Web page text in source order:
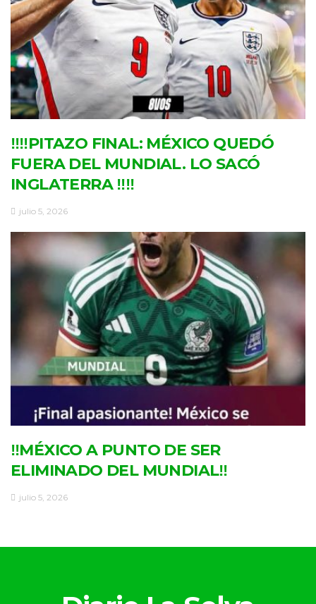
‼‼PITAZO FINAL: MÉXICO QUEDÓ
FUERA DEL MUNDIAL. LO SACÓ
INGLATERRA ‼‼
julio 5, 2026
‼MÉXICO A PUNTO DE SER
ELIMINADO DEL MUNDIAL‼
julio 5, 2026